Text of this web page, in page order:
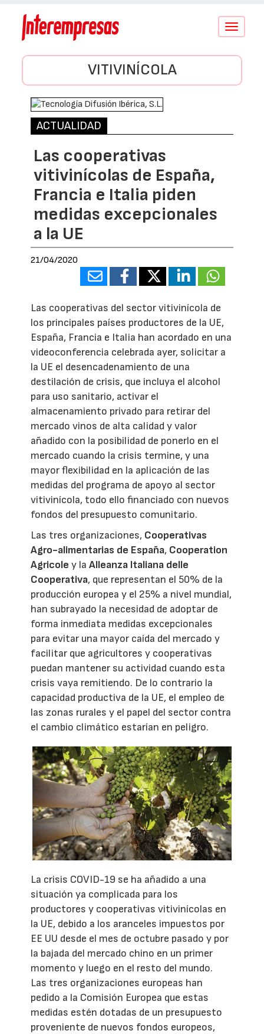
Conmutar
VITIVINÍCOLA
ACTUALIDAD
Las cooperativas
vitivinícolas de España,
Francia e Italia piden
medidas excepcionales
a la UE
21/04/2020
Las cooperativas del sector vitivinícola de
los principales países productores de la UE,
España, Francia e Italia han acordado en una
videoconferencia celebrada ayer, solicitar a
la UE el desencadenamiento de una
destilación de crisis, que incluya el alcohol
para uso sanitario, activar el
almacenamiento privado para retirar del
mercado vinos de alta calidad y valor
añadido con la posibilidad de ponerlo en el
mercado cuando la crisis termine, y una
mayor flexibilidad en la aplicación de las
medidas del programa de apoyo al sector
vitivinícola, todo ello financiado con nuevos
fondos del presupuesto comunitario.
Las tres organizaciones, Cooperativas
Agro-alimentarias de España, Cooperation
Agricole y laAlleanza Italiana delle
Cooperativa, que representan el 50% de la
producción europea y el 25% a nivel mundial,
han subrayado la necesidad de adoptar de
forma inmediata medidas excepcionales
para evitar una mayor caída del mercado y
facilitar que agricultores y cooperativas
puedan mantener su actividad cuando esta
crisis vaya remitiendo. De lo contrario la
capacidad productiva de la UE, el empleo de
las zonas rurales y el papel del sector contra
el cambio climático estarían en peligro.
La crisis COVID-19 se ha añadido a una
situación ya complicada para los
productores y cooperativas vitivinícolas en
la UE, debido a los aranceles impuestos por
EE UU desde el mes de octubre pasado y por
la bajada del mercado chino en un primer
momento y luego en el resto del mundo.
Las tres organizaciones europeas han
pedido a la Comisión Europea que estas
medidas estén dotadas de un presupuesto
proveniente de nuevos fondos europeos,